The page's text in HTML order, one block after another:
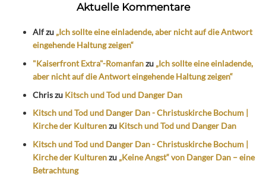
Aktuelle Kommentare
Alfzu „Ich sollte eine einladende, aber nicht auf die Antwort
eingehende Haltung zeigen“
"Kaiserfront Extra"-Romanfanzu „Ich sollte eine einladende,
aber nicht auf die Antwort eingehende Haltung zeigen“
Chriszu Kitsch und Tod und Danger Dan
Kitsch und Tod und Danger Dan - Christuskirche Bochum |
Kirche der Kulturenzu Kitsch und Tod und Danger Dan
Kitsch und Tod und Danger Dan - Christuskirche Bochum |
Kirche der Kulturenzu „Keine Angst“ von Danger Dan – eine
Betrachtung